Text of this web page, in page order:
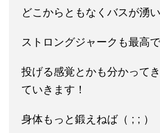
どこからともなくバスが湧
ストロングジャークも最高
投げる感覚とかも分かって
ていきます！
身体もっと鍛えねば（ ; ; ）